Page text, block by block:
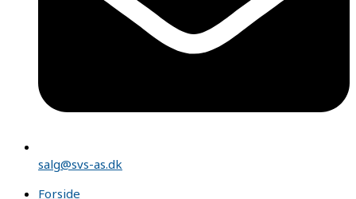
salg@svs-as.dk
Forside